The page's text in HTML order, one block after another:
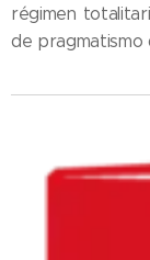
régimen
de pragmatismo